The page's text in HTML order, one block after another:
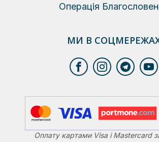
Операція
МИ В
Оплату картами Visa і Mastercard